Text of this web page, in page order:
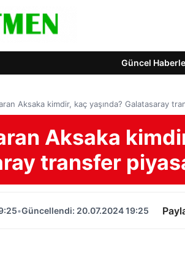
Güncel
Aksaka kimdir, kaç yaşında? Galatasaray
Aksaka
transfer
•Güncellendi: 20.07.2024 19:25